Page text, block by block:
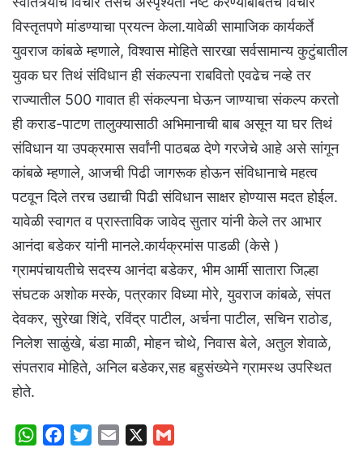
विस्तृतपणे मांडण्याचा प्रयत्न केला.यावेळी सामाजिक कार्यकर्ते
युवराज कांबळे म्हणाले, विश्वास मोहिते सारखा सर्वसामान्य कुटुंबातील
युवक घर तिथं संविधान ही संकल्पना राबवितो एवढेच नव्हे तर
राज्यातील 500 गावात ही संकल्पना घेऊन जाण्याचा संकल्प करतो
ही कराड-पाटण तालुक्यासाठी अभिमानाची बाब असून या घर तिथं
संविधान या उपक्रमास सर्वांनी पाठबळ देणे गरजेचे आहे असे सांगून
कांबळे म्हणाले, आजची पिढी जागरूक होऊन संविधानाचे महत्व
पटवून दिले तरच उद्याची पिढी संविधान साक्षर होण्यास मदत होईल.
यावेळी स्वागत व प्रास्ताविक जावेद सुतार यांनी केले तर आभार
आनंदा बडेकर यांनी मानले.कार्यक्रमांस पाडळी (केसे )
ग्रामपंचायतीचे सदस्य आनंदा बडेकर, भीम आर्मी सातारा जिल्हा
संघटक अशोक मस्के, पत्रकार विध्या मोरे, युवराज कांबळे, संपत
देवकर, सुरेखा शिंदे, रविंद्र पाटील, अर्चना पाटील, सचिन राठोड,
निलेश साळुंखे, बंडा माळी, मोहन चोथे, निवास बेले, अतुल शेवाळे,
संपतराव मोहिते, अनिल बडेकर,सह बहुसंख्येने ग्रामस्थ उपस्थित
होते.
W